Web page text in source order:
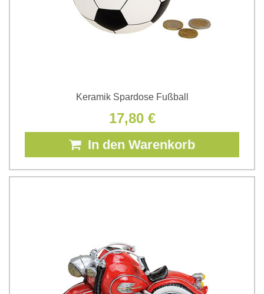
Keramik Spardose Fußball
17,80 €
In den Warenkorb